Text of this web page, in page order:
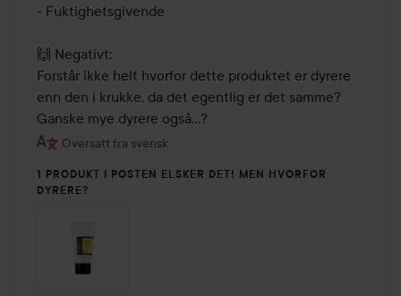
- Fuktighetsgivende
🙌 Negativt:
Forstår ikke helt hvorfor dette produktet er dyrere
enn den i krukke, da det egentlig er det samme?
Ganske mye dyrere også...?
Oversatt fra svensk
1 PRODUKT I POSTEN ELSKER DET! MEN HVORFOR
DYRERE?